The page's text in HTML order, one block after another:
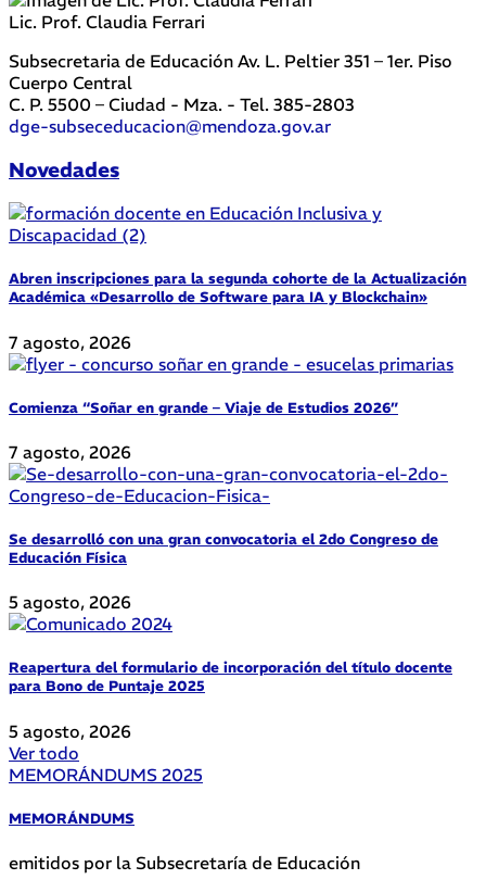
Lic. Prof. Claudia Ferrari
Subsecretaria de Educación Av. L. Peltier 351 – 1er. Piso
Cuerpo Central
C. P. 5500 – Ciudad - Mza. - Tel. 385-2803
dge-subseceducacion@mendoza.gov.ar
Novedades
Abren inscripciones para la segunda cohorte de la Actualización
Académica «Desarrollo de Software para IA y Blockchain»
7 agosto, 2026
Comienza “Soñar en grande – Viaje de Estudios 2026”
7 agosto, 2026
Se desarrolló con una gran convocatoria el 2do Congreso de
Educación Física
5 agosto, 2026
Reapertura del formulario de incorporación del título docente
para Bono de Puntaje 2025
5 agosto, 2026
Ver todo
MEMORÁNDUMS 2025
MEMORÁNDUMS
emitidos por la Subsecretaría de Educación